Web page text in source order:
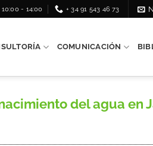
10:00 - 14:00 + 34 91 543 46 73
COMUNICACIÓN
del agua en